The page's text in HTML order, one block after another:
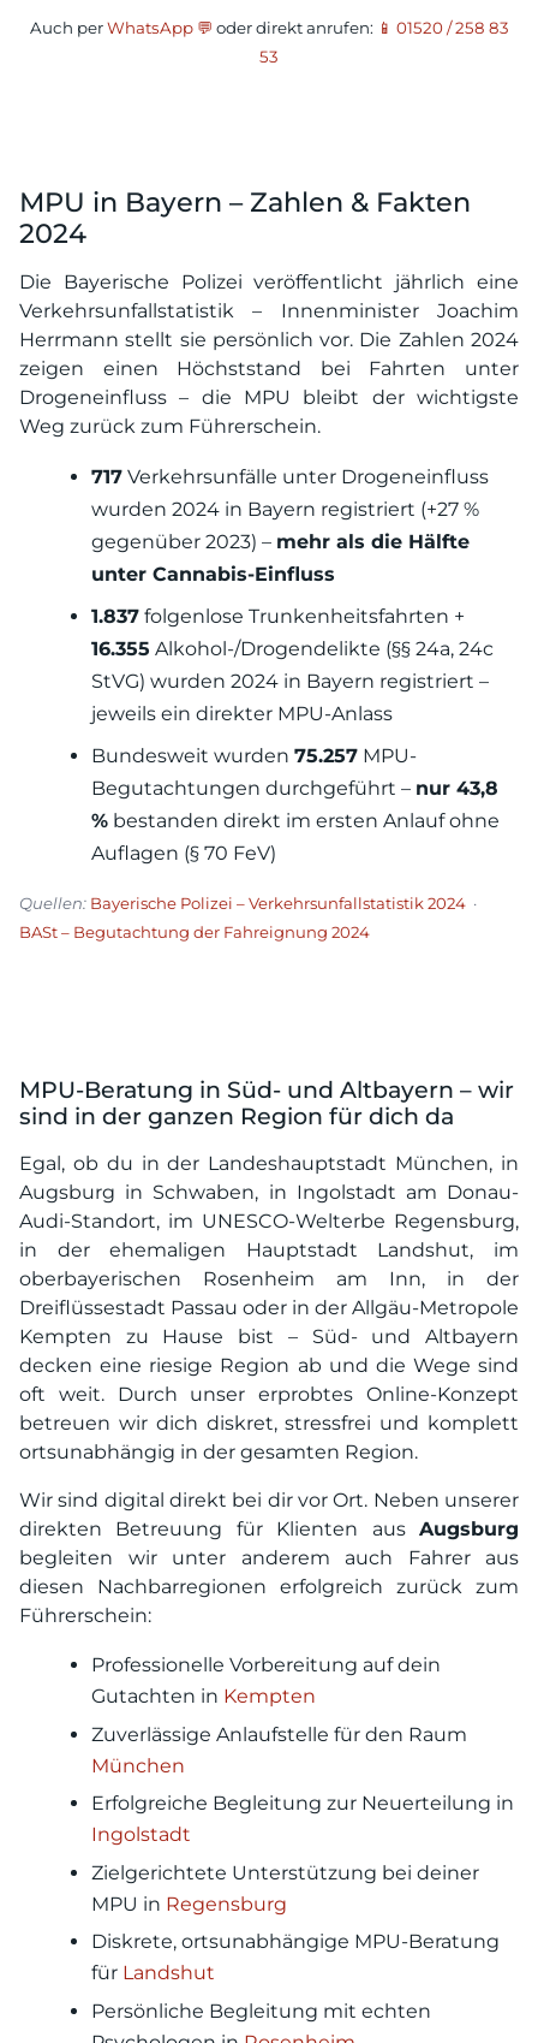
Auch perWhatsApp 💬 oder direkt anrufen: 📱 01520 / 258 83
53
MPU in Bayern – Zahlen & Fakten
2024
Die Bayerische Polizei veröffentlicht jährlich eine
Verkehrsunfallstatistik – Innenminister Joachim
Herrmann stellt sie persönlich vor. Die Zahlen 2024
zeigen einen Höchststand bei Fahrten unter
Drogeneinfluss – die MPU bleibt der wichtigste
Weg zurück zum Führerschein.
717 Verkehrsunfälle unter Drogeneinfluss
wurden 2024 in Bayern registriert (+27 %
gegenüber 2023) – mehr als die Hälfte
unter Cannabis-Einfluss
1.837 folgenlose Trunkenheitsfahrten +
16.355 Alkohol-/Drogendelikte (§§ 24a, 24c
StVG) wurden 2024 in Bayern registriert –
jeweils ein direkter MPU-Anlass
Bundesweit wurden 75.257 MPU-
Begutachtungen durchgeführt – nur 43,8
% bestanden direkt im ersten Anlauf ohne
Auflagen (§ 70 FeV)
Quellen: Bayerische Polizei – Verkehrsunfallstatistik 2024 ·
BASt – Begutachtung der Fahreignung 2024
MPU-Beratung in Süd- und Altbayern – wir
sind in der ganzen Region für dich da
Egal, ob du in der Landeshauptstadt München, in
Augsburg in Schwaben, in Ingolstadt am Donau-
Audi-Standort, im UNESCO-Welterbe Regensburg,
in der ehemaligen Hauptstadt Landshut, im
oberbayerischen Rosenheim am Inn, in der
Dreiflüssestadt Passau oder in der Allgäu-Metropole
Kempten zu Hause bist – Süd- und Altbayern
decken eine riesige Region ab und die Wege sind
oft weit. Durch unser erprobtes Online-Konzept
betreuen wir dich diskret, stressfrei und komplett
ortsunabhängig in der gesamten Region.
Wir sind digital direkt bei dir vor Ort. Neben unserer
direkten Betreuung für Klienten aus Augsburg
begleiten wir unter anderem auch Fahrer aus
diesen Nachbarregionen erfolgreich zurück zum
Führerschein:
Professionelle Vorbereitung auf dein
Gutachten in Kempten
Zuverlässige Anlaufstelle für den Raum
München
Erfolgreiche Begleitung zur Neuerteilung in
Ingolstadt
Zielgerichtete Unterstützung bei deiner
MPU in Regensburg
Diskrete, ortsunabhängige MPU-Beratung
für Landshut
Persönliche Begleitung mit echten